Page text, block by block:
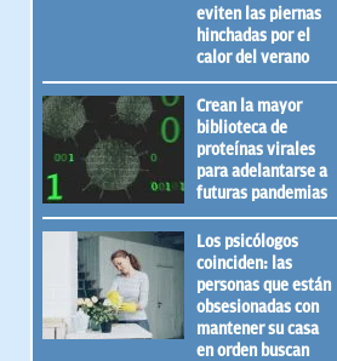
eviten las piernas
hinchadas por el
calor del verano
Crean la mayor
biblioteca de
proteínas virales
para adelantarse a
futuras pandemias
Los psicólogos
coinciden: las
personas que están
obsesionadas con
mantener su casa
en orden buscan